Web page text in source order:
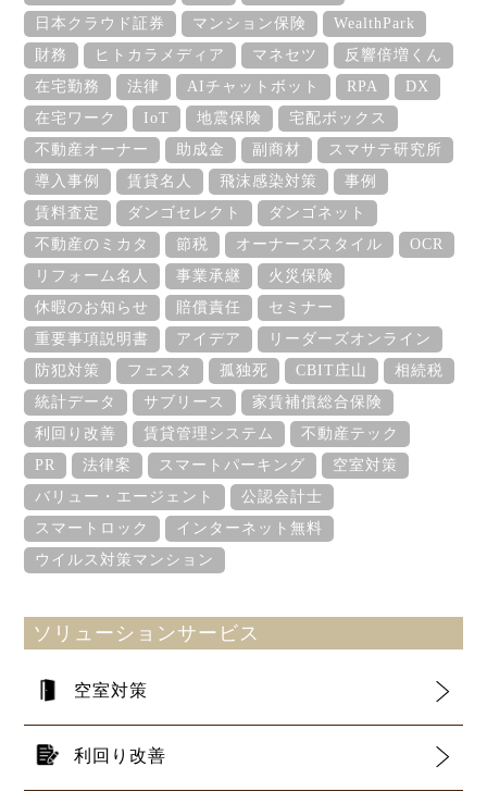
日本クラウド証券 マンション保険
WealthPark
財務
ヒトカラメディア マネセツ
反響倍増くん
在宅勤務
法律 AIチャットボット RPA
DX
在宅ワーク
IoT 地震保険
宅配ボックス
不動産オーナー
助成金 副商材
スマサテ研究所
導入事例
賃貸名人 飛沫感染対策
事例
賃料査定
ダンゴセレクト
ダンゴネット
不動産のミカタ
節税 オーナーズスタイル
OCR
リフォーム名人
事業承継
火災保険
休暇のお知らせ
賠償責任
セミナー
重要事項説明書
アイデア
リーダーズオンライン
防犯対策
フェスタ 孤独死 CBIT庄山
相続税
統計データ
サブリース
家賃補償総合保険
利回り改善
賃貸管理システム
不動産テック
PR
法律案 スマートパーキング
空室対策
バリュー・エージェント
公認会計士
スマートロック
インターネット無料
ウイルス対策マンション
ソリューションサービス
空室対策
利回り改善